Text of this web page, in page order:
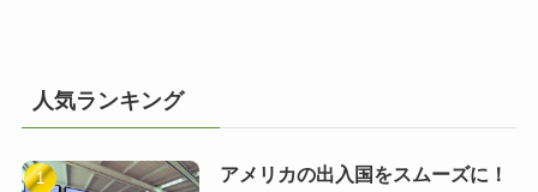
人気ランキング
アメリカの出入国をスムーズに！